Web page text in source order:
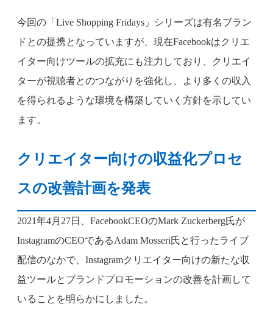
今回の「Live Shopping Fridays」シリーズは有名ブラン
ドとの提携となっていますが、現在Facebookはクリエ
イター向けツールの拡充にも注力しており、クリエイ
ターが視聴者とのつながりを強化し、より多くの収入
を得られるような環境を構築していく方針を示してい
ます。
クリエイター向けの収益化プロセ
スの改善計画を発表
2021年4月27日、FacebookCEOのMark Zuckerberg氏が
InstagramのCEOであるAdam Mosseri氏と行ったライブ
配信のなかで、Instagramクリエイター向けの新たな収
益ツールとブランドプロモーションの改善を計画して
いることを明らかにしました。